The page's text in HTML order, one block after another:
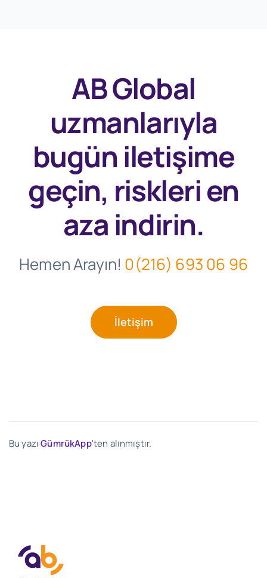
AB Global
uzmanlarıyla
bugüniletişime
geçin, riskleri en
aza indirin.
Hemen Arayın! 0(216) 693 06 96
İletişim
Bu yazıGümrükApp'ten alınmıştır.